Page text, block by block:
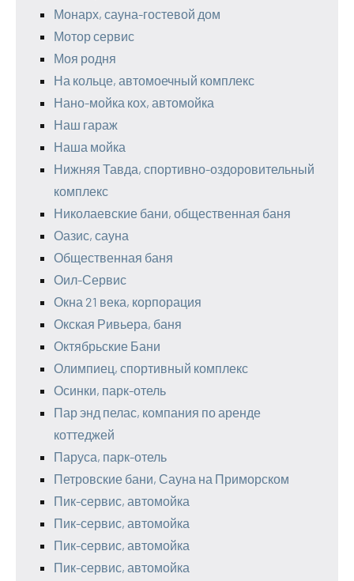
Монарх, сауна-гостевой дом
Мотор сервис
Моя родня
На кольце, автомоечный комплекс
Нано-мойка кох, автомойка
Наш гараж
Наша мойка
Нижняя Тавда, спортивно-оздоровительный
комплекс
Николаевские бани, общественная баня
Оазис, сауна
Общественная баня
Оил-Сервис
Окна 21 века, корпорация
Окская Ривьера, баня
Октябрьские Бани
Олимпиец, спортивный комплекс
Осинки, парк-отель
Пар энд пелас, компания по аренде
коттеджей
Паруса, парк-отель
Петровские бани, Сауна на Приморском
Пик-сервис, автомойка
Пик-сервис, автомойка
Пик-сервис, автомойка
Пик-сервис, автомойка